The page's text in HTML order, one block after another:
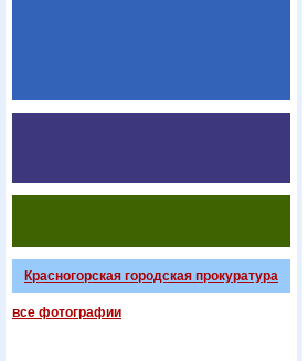
Красногорская городская прокуратура
все фотографии